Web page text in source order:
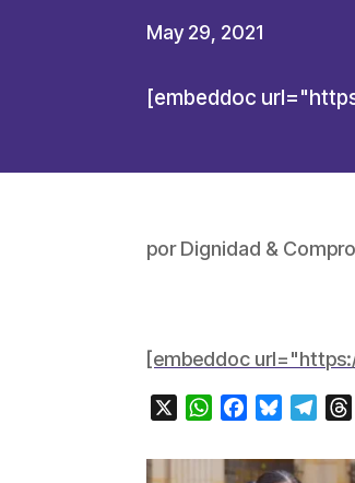
May 29, 2021
[embeddoc
porDignidad &
[embeddoc
WhatsApp
FacebookBluesky